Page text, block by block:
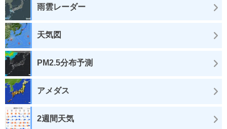
雨雲レーダー
天気図
PM2.5分布予測
アメダス
2週間天気